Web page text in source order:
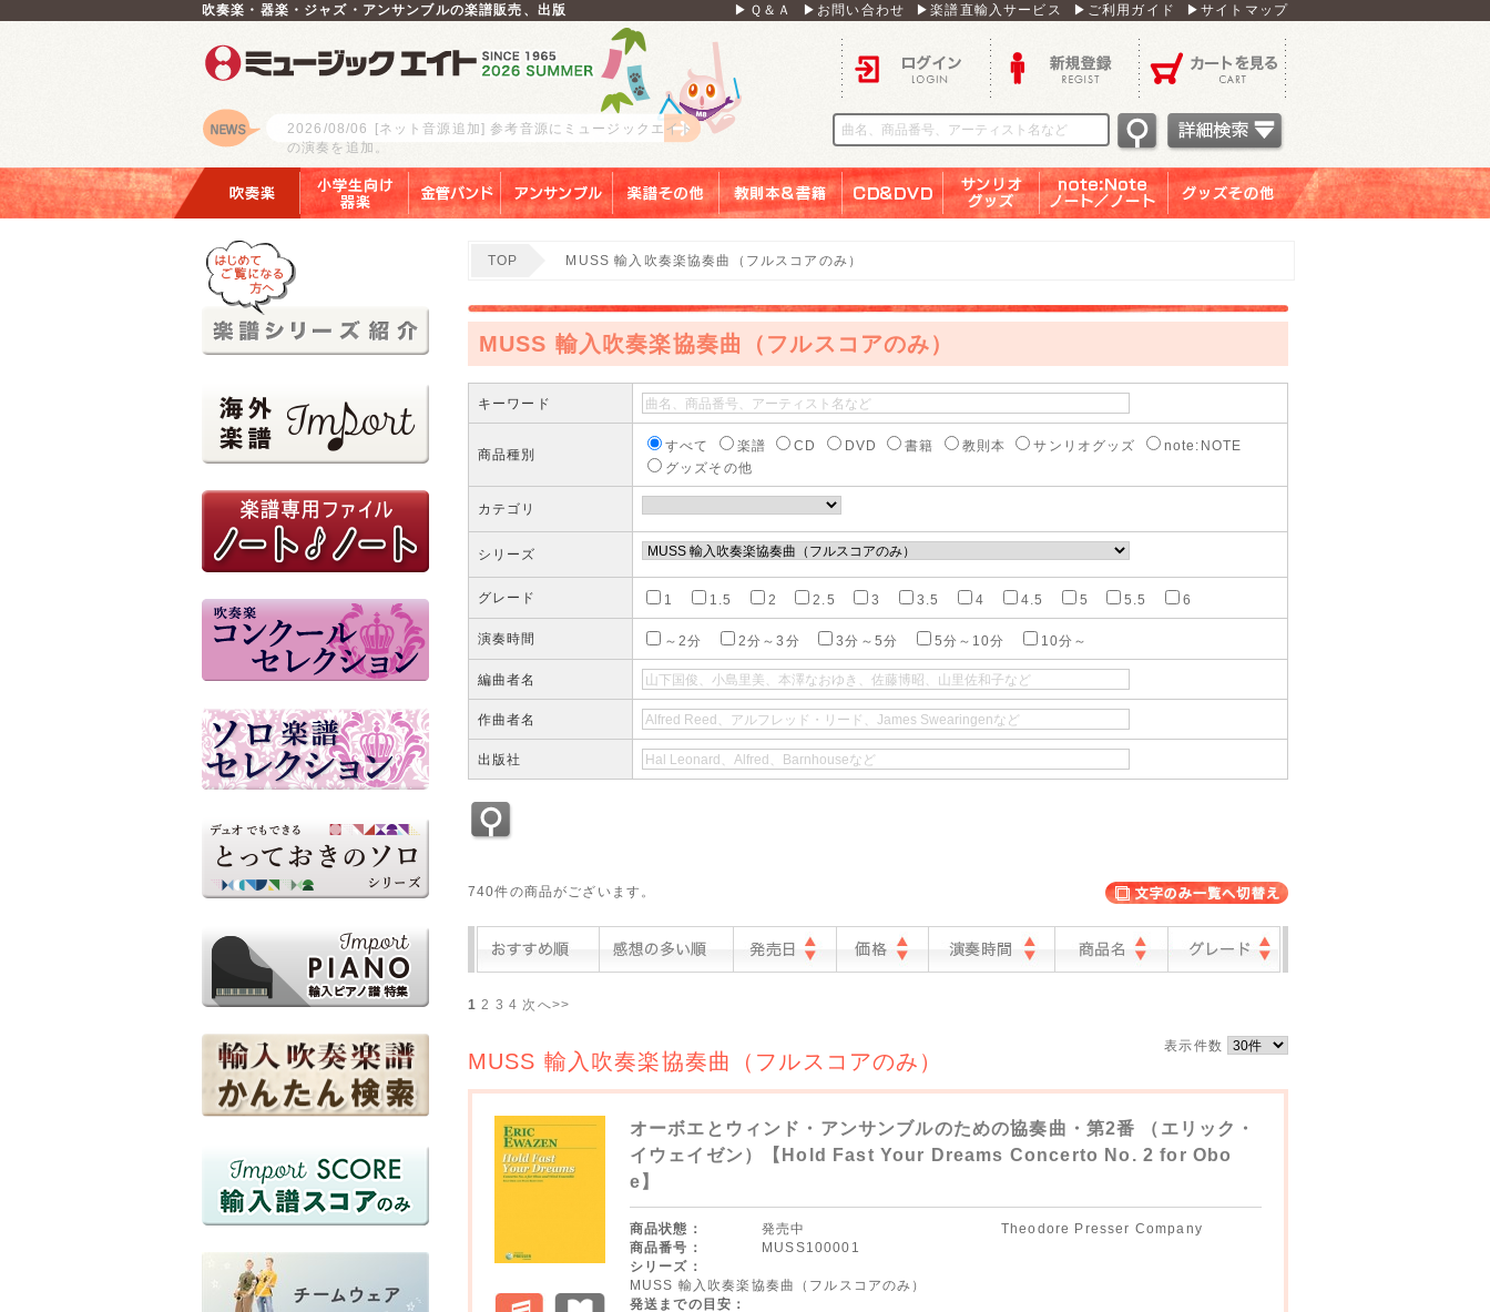
吹奏楽・器楽・ジャズ・アンサンブルの楽譜販売、出版 ▶Ｑ＆Ａ ▶お問い合わせ ▶楽譜直輸入サービス ▶ご利用ガイド ▶サイトマップ
ロゴ
2026/08/06
[ネット音源追加] 参考音源にミュージックエイト
の演奏を追加。
TOP MUSS 輸入吹奏楽協奏曲（フルスコアのみ）
MUSS 輸入吹奏楽協奏曲（フルスコアのみ）
キーワード
商品種別
すべて 楽譜 CD DVD 書籍 教則本 サンリオグッズ
note:NOTE
グッズその他
カテゴリ
シリーズ
グレード 1 1.5 2 2.5 3 3.5 4 4.5 5 5.5 6
演奏時間 ～2分 2分～3分 3分～5分 5分～10分 10分～
編曲者名
作曲者名
出版社
740件の商品がございます。
1 2 3 4 次へ>>
表示件数
MUSS 輸入吹奏楽協奏曲（フルスコアのみ）
オーボエとウィンド・アンサンブルのための協奏曲・第2番 （エリック・
イウェイゼン）【Hold Fast Your Dreams Concerto No. 2 for Obo
e】
商品状態：
発売中
商品番号：
MUSS100001
シリーズ：
MUSS 輸入吹奏楽協奏曲（フルスコアのみ）
発送までの目安：
Theodore Presser Company